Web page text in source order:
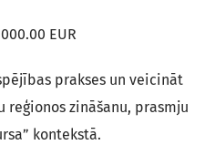
EUR
prakses un veicināt
zināšanu, prasmju
kontekstā.